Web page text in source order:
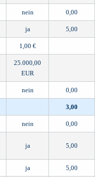
nein 0,00
ja 5,00
1,00 €
25.000,00
EUR
nein 0,00
3,00
nein 0,00
ja 5,00
ja 5,00